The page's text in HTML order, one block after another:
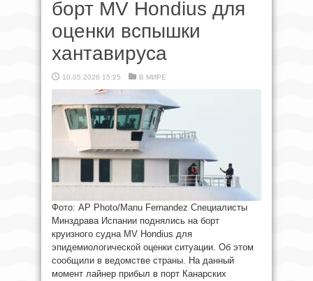
борт MV Hondius для
оценки вспышки
хантавируса
10.05.2026 15:25 В МИРЕ
Фото: AP Photo/Manu Fernandez Специалисты
Минздрава Испании поднялись на борт
круизного судна MV Hondius для
эпидемиологической оценки ситуации. Об этом
сообщили в ведомстве страны. На данный
момент лайнер прибыл в порт Канарских